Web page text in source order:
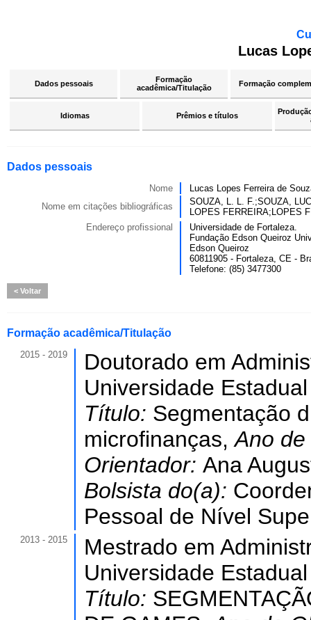
Lucas
Dados pessoais
Formação
acadêmica/Titulação
Formação
Idiomas Prêmios e títulos
Dados pessoais
Nome
Lucas Lopes Ferreira de
Nome em citações bibliográficas
SOUZA, L. L. F.;SOUZA,
LOPES FERREIRA;LOPES
Endereço profissional
Universidade de Fortaleza.
Fundação Edson Queiroz
Edson Queiroz
60811905 - Fortaleza, CE -
Telefone: (85) 3477300
Voltar
Formação acadêmica/Titulação
2015 - 2019
Doutorado em
Universidade
Título: Segmentação
microfinanças,Ano
Orientador: Ana
Bolsista do(a):
Pessoal de Nível
2013 - 2015
Mestrado em
Universidade
Título: